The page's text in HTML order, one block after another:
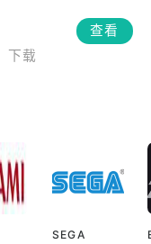
下载
查看
SEGA